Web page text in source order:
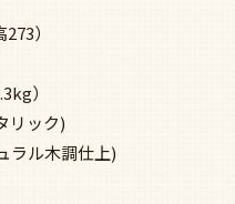
）
ック)
ル木調仕上)